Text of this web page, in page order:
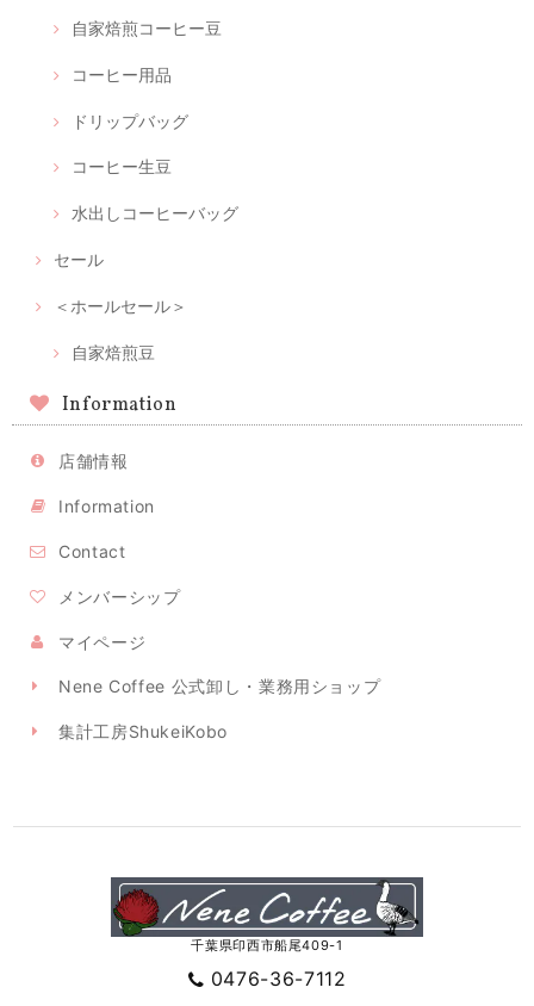
自家焙煎コーヒー豆
コーヒー用品
ドリップバッグ
コーヒー生豆
水出しコーヒーバッグ
セール
＜ホールセール＞
自家焙煎豆
Information
店舗情報
Information
Contact
メンバーシップ
マイページ
Nene Coffee 公式卸し・業務用ショップ
集計工房ShukeiKobo
千葉県印西市船尾409-1
0476-36-7112